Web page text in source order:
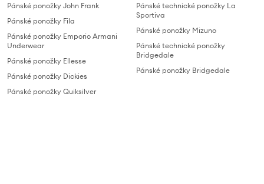
Pánské ponožky John Frank
Pánské ponožky Fila
Pánské ponožky Emporio Armani
Underwear
Pánské ponožky Ellesse
Pánské ponožky Dickies
Pánské ponožky Quiksilver
Pánské technické ponožky La
Sportiva
Pánské ponožky Mizuno
Pánské technické ponožky
Bridgedale
Pánské ponožky Bridgedale